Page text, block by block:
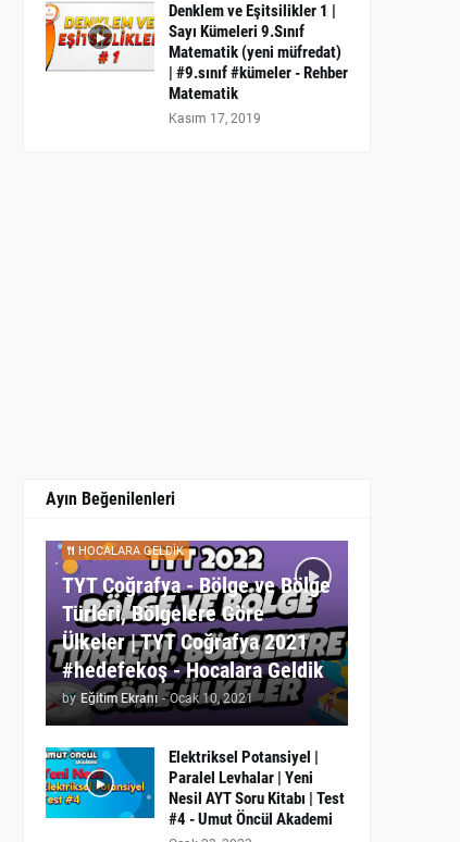
Denklem ve Eşitsilikler 1 |
Sayı Kümeleri 9.Sınıf
Matematik (yeni müfredat)
| #9.sınıf #kümeler - Rehber
Matematik
Kasım 17, 2019
Ayın Beğenilenleri
HOCALARA GELDIK
TYT Coğrafya - Bölge ve Bölge
Türleri, Bölgelere Göre
Ülkeler | TYT Coğrafya 2021
#hedefekoş - Hocalara Geldik
by Eğitim Ekranı - Ocak 10, 2021
Elektriksel Potansiyel |
Paralel Levhalar | Yeni
Nesil AYT Soru Kitabı | Test
#4 - Umut Öncül Akademi